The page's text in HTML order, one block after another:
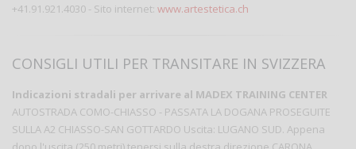
+41.91.921.4030 - Sito internet: www.artestetica.ch
CONSIGLI UTILI PER TRANSITARE IN SVIZZERA
Indicazioni stradali per arrivare al MADEX TRAINING CENTER
AUTOSTRADA COMO-CHIASSO - PASSATA LA DOGANA PROSEGUITE
SULLA A2 CHIASSO-SAN GOTTARDO Uscita: LUGANO SUD. Appena